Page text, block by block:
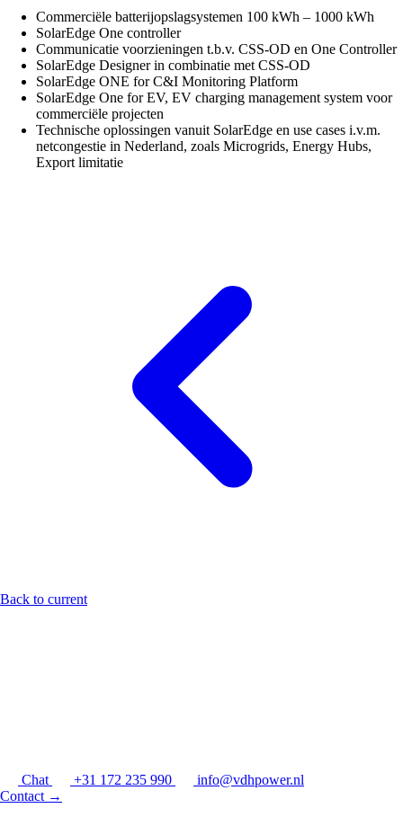
Commerciële batterijopslagsystemen 100 kWh – 1000 kWh
SolarEdge One controller
Communicatie voorzieningen t.b.v. CSS-OD en One Controller
SolarEdge Designer in combinatie met CSS-OD
SolarEdge ONE for C&I Monitoring Platform
SolarEdge One for EV, EV charging management system voor
commerciële projecten
Technische oplossingen vanuit SolarEdge en use cases i.v.m.
netcongestie in Nederland, zoals Microgrids, Energy Hubs,
Export limitatie
Back to current
Chat +31 172 235 990
info@vdhpower.nl
Contact →